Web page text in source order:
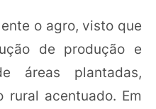
o agro, visto que
de produção e
áreas plantadas,
rural acentuado. Em